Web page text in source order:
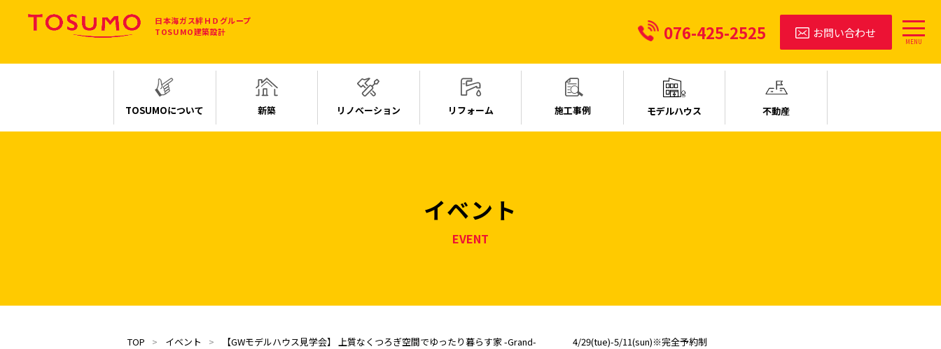
日本海ガス絆ＨＤグループ
TOSUMO建築設計
076-425-2525 お問い合わせ
TOSUMOについて 新築 リノベーション リフォーム 施工事例 モデルハウス 不動産
イベント
EVENT
TOP イベント 【GWモデルハウス見学会】 上質なくつろぎ空間でゆったり暮らす家 -Grand- 4/29(tue)-5/11(sun)※完全予約制
MENU